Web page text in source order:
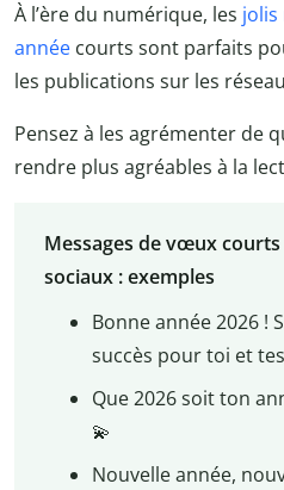
À l’ère du numérique, les jolis
année courts sont parfaits
les publications sur les
Pensez à les agrémenter de
rendre plus agréables à la
Messages de vœux
sociaux : exemples
Bonne année 2026 !
succès pour toi et
Que 2026 soit ton
💫
Nouvelle année,